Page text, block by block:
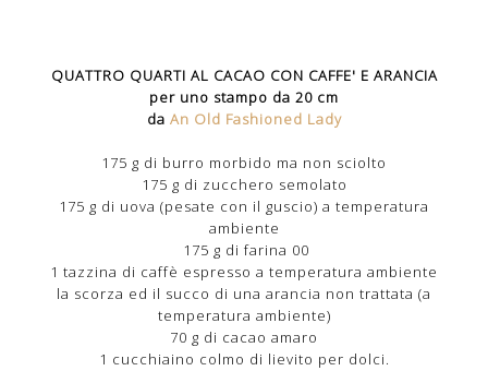
QUATTRO QUARTI AL CACAO CON CAFFE' E ARANCIA
per uno stampo da 20 cm
da An Old Fashioned Lady
175 g di burro morbido ma non sciolto
175 g di zucchero semolato
175 g di uova (pesate con il guscio) a temperatura
ambiente
175 g di farina 00
1 tazzina di caffè espresso a temperatura ambiente
la scorza ed il succo di una arancia non trattata (a
temperatura ambiente)
70 g di cacao amaro
1 cucchiaino colmo di lievito per dolci.